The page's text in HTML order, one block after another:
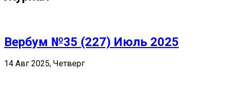
Вербум №35 (227) Июль 2025
14 Авг 2025, Четверг